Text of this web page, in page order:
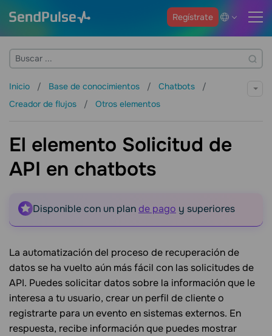
Regístrate
Inicio Base de conocimientos
Chatbots
Creador de flujos
Otros elementos
El elemento Solicitud de
API en chatbots
Disponible con un plande pago y superiores
La automatización del proceso de recuperación de
datos se ha vuelto aún más fácil con las solicitudes de
API. Puedes solicitar datos sobre la información que le
interesa a tu usuario, crear un perfil de cliente o
registrarte para un evento en sistemas externos. En
respuesta, recibe información que puedes mostrar